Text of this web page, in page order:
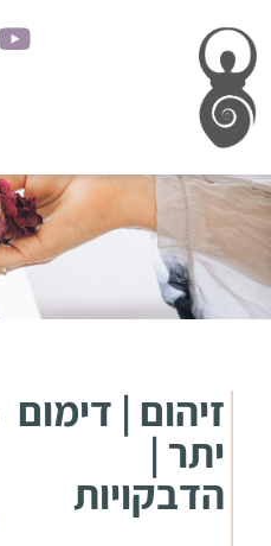
זיהום | דימום
יתר |
הדבקויות